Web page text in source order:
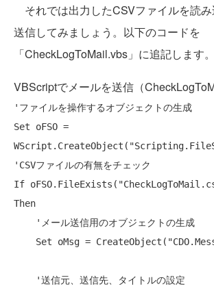
それでは出力したCSVファイルを読
送信してみましょう。以下のコードを
「CheckLogToMail.vbs」に追記します。
VBScriptでメールを送信（
'ファイルを操作するオブジェクトの生成
Set oFSO =
WScript.CreateObject(
'CSVファイルの有無をチェック
If oFSO.FileExists(
Then
'メール送信用のオブジェクトの生成
Set oMsg = CreateObject(
'送信元、送信先、タイトルの設定